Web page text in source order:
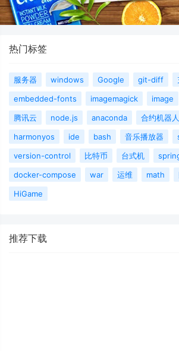
热门标签
服务器 windows Google git-diff
embedded-fonts
imagemagick image
腾讯云
node.js anaconda 合约机器人
harmonyos
ide bash 音乐播放器
version-control
比特币 台式机
docker-compose
war 运维 math
HiGame
推荐下载